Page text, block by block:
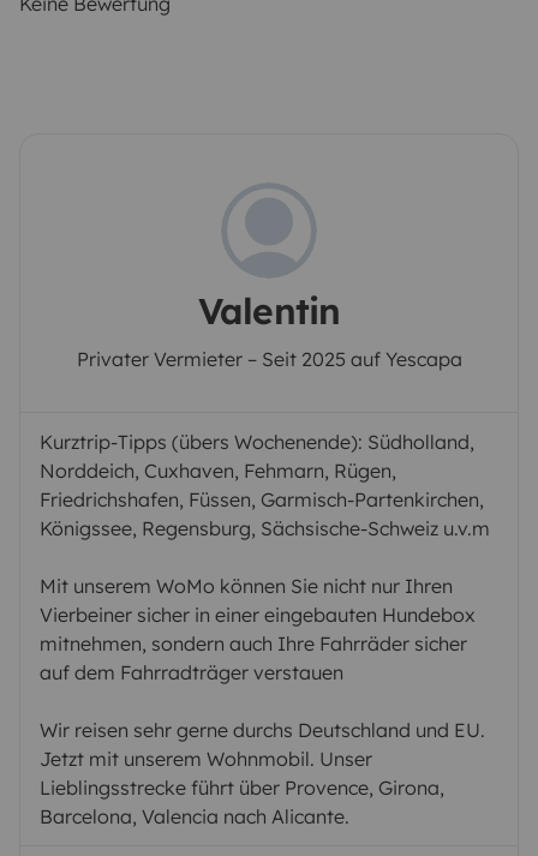
Valentin
Privater Vermieter – Seit 2025 auf Yescapa
Kurztrip-Tipps (übers Wochenende): Südholland,
Norddeich, Cuxhaven, Fehmarn, Rügen,
Friedrichshafen, Füssen, Garmisch-Partenkirchen,
Königssee, Regensburg, Sächsische-Schweiz u.v.m
Mit unserem WoMo können Sie nicht nur Ihren
Vierbeiner sicher in einer eingebauten Hundebox
mitnehmen, sondern auch Ihre Fahrräder sicher
auf dem Fahrradträger verstauen
Wir reisen sehr gerne durchs Deutschland und EU.
Jetzt mit unserem Wohnmobil. Unser
Lieblingsstrecke führt über Provence, Girona,
Barcelona, Valencia nach Alicante.